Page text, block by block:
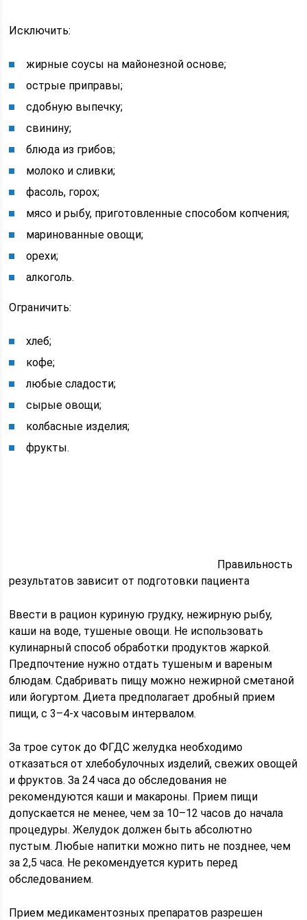
Исключить:
жирные соусы на майонезной основе;
острые приправы;
сдобную выпечку;
свинину;
блюда из грибов;
молоко и сливки;
фасоль, горох;
мясо и рыбу, приготовленные способом копчения;
маринованные овощи;
орехи;
алкоголь.
Ограничить:
хлеб;
кофе;
любые сладости;
сырые овощи;
колбасные изделия;
фрукты.
Правильность
результатов зависит от подготовки пациента
Ввести в рацион куриную грудку, нежирную рыбу,
каши на воде, тушеные овощи. Не использовать
кулинарный способ обработки продуктов жаркой.
Предпочтение нужно отдать тушеным и вареным
блюдам. Сдабривать пищу можно нежирной сметаной
или йогуртом. Диета предполагает дробный прием
пищи, с 3–4-х часовым интервалом.
За трое суток до ФГДС желудка необходимо
отказаться от хлебобулочных изделий, свежих овощей
и фруктов. За 24 часа до обследования не
рекомендуются каши и макароны. Прием пищи
допускается не менее, чем за 10–12 часов до начала
процедуры. Желудок должен быть абсолютно
пустым. Любые напитки можно пить не позднее, чем
за 2,5 часа. Не рекомендуется курить перед
обследованием.
Прием медикаментозных препаратов разрешен